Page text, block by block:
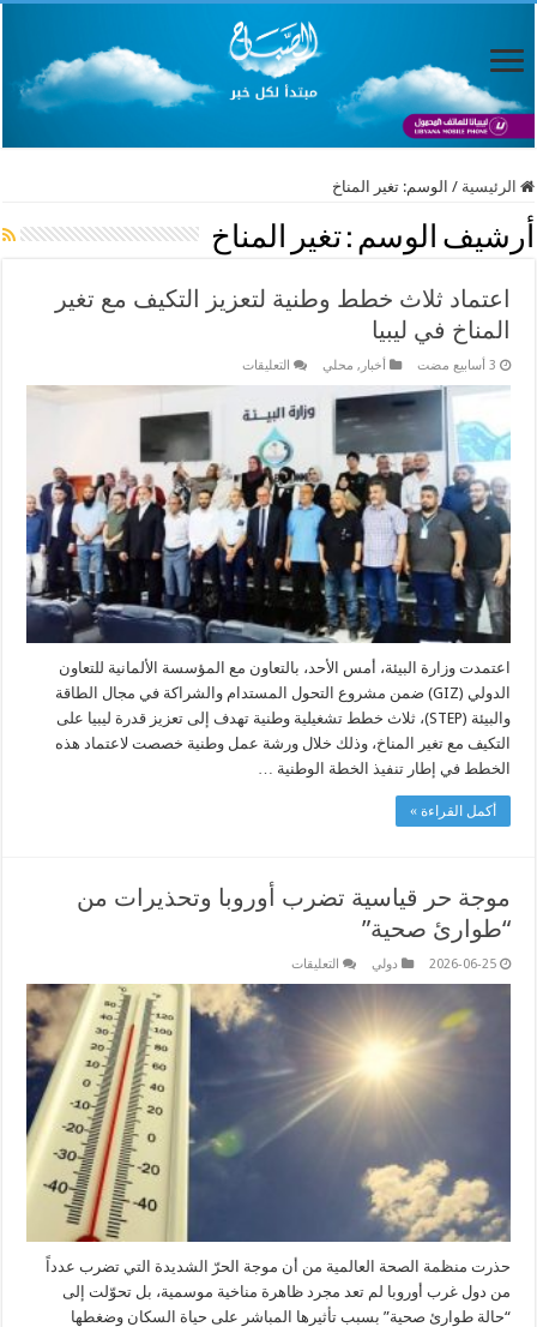
الرئيسية / الوسم:تغير المناخ
أرشيف الوسم :تغير المناخ
اعتماد ثلاث خطط وطنية لتعزيز التكيف مع تغير
المناخ في ليبيا
أخبار , محلي التعليقات
خطط
التكيف
مع
تغير
المناخ
في
ليبيا
مغلقة
اعتمدت وزارة البيئة، أمس الأحد، بالتعاون مع المؤسسة الألمانية للتعاون
الدولي (GIZ) ضمن مشروع التحول المستدام والشراكة في مجال الطاقة
والبيئة (STEP)، ثلاث خطط تشغيلية وطنية تهدف إلى تعزيز قدرة ليبيا على
التكيف مع تغير المناخ، وذلك خلال ورشة عمل وطنية خصصت لاعتماد هذه
الخطط في إطار تنفيذ الخطة الوطنية …
أكمل القراءة »
موجة حر قياسية تضرب أوروبا وتحذيرات من
“طوارئ صحية”
2026-06-25 دولي التعليقات
حر
قياسية
تضرب
من
مغلقة
حذرت منظمة الصحة العالمية من أن موجة الحرّ الشديدة التي تضرب عدداً
من دول غرب أوروبا لم تعد مجرد ظاهرة مناخية موسمية، بل تحوّلت إلى
“حالة طوارئ صحية” بسبب تأثيرها المباشر على حياة السكان وضغطها